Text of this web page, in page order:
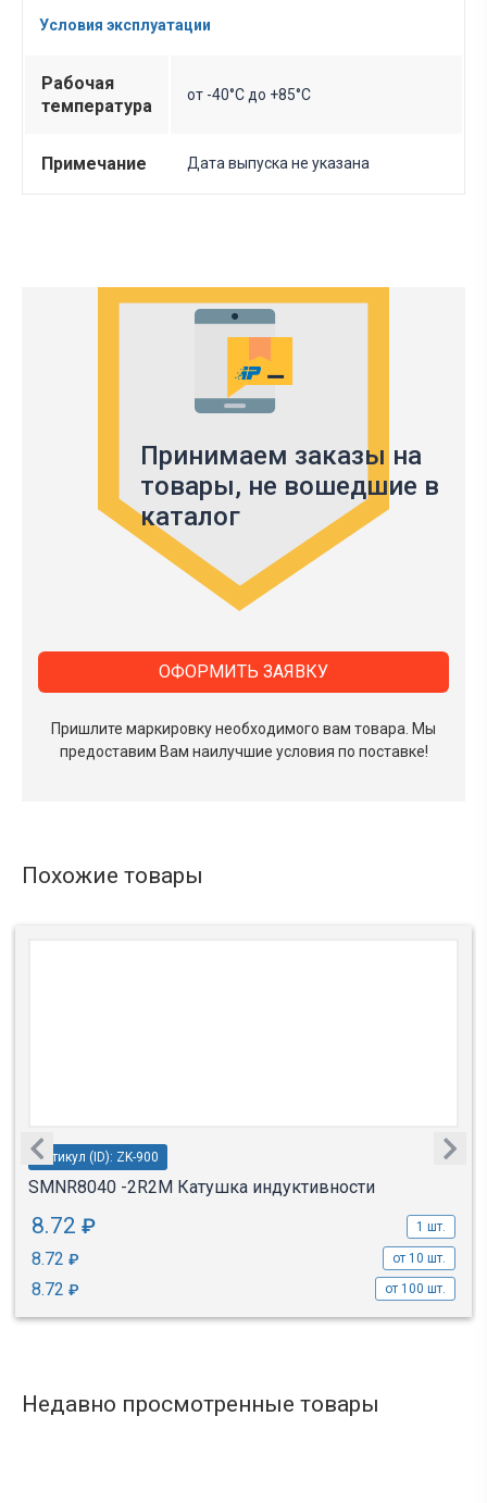
Условия эксплуатации
Рабочая
температура
от -40°C до +85°C
Примечание Дата выпуска не указана
Принимаем заказы на
товары, не вошедшие в
каталог
Пришлите маркировку необходимого вам товара. Мы
предоставим Вам наилучшие условия по поставке!
ОФОРМИТЬ ЗАЯВКУ
Похожие товары
Артикул (ID): ZK-900
SMNR8040 -2R2M Катушка индуктивности
8.72 ₽ 1 шт.
8.72 ₽ от 10 шт.
8.72 ₽ от 100 шт.
Недавно просмотренные товары